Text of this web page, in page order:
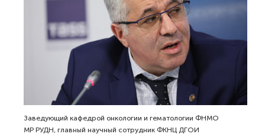
Заведующий кафедрой онкологии и гематологии ФНМО
МР РУДН, главный научный сотрудник ФКНЦ ДГОИ